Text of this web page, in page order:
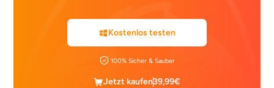
Kostenlos testen
100% Sicher & Sauber
Jetzt kaufen39,99€